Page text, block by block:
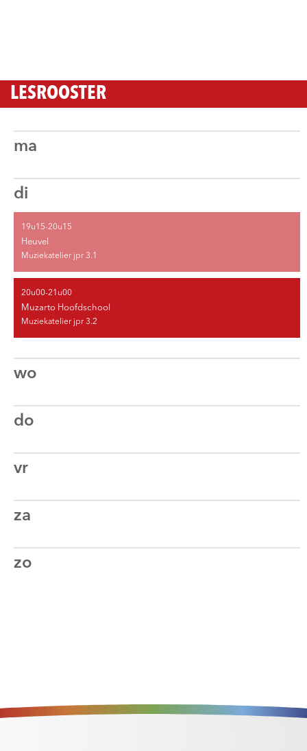
LESROOSTER
ma
di
19u15-20u15
Heuvel
Muziekatelier jpr 3.1
20u00-21u00
Muzarto Hoofdschool
Muziekatelier jpr 3.2
wo
do
vr
za
zo